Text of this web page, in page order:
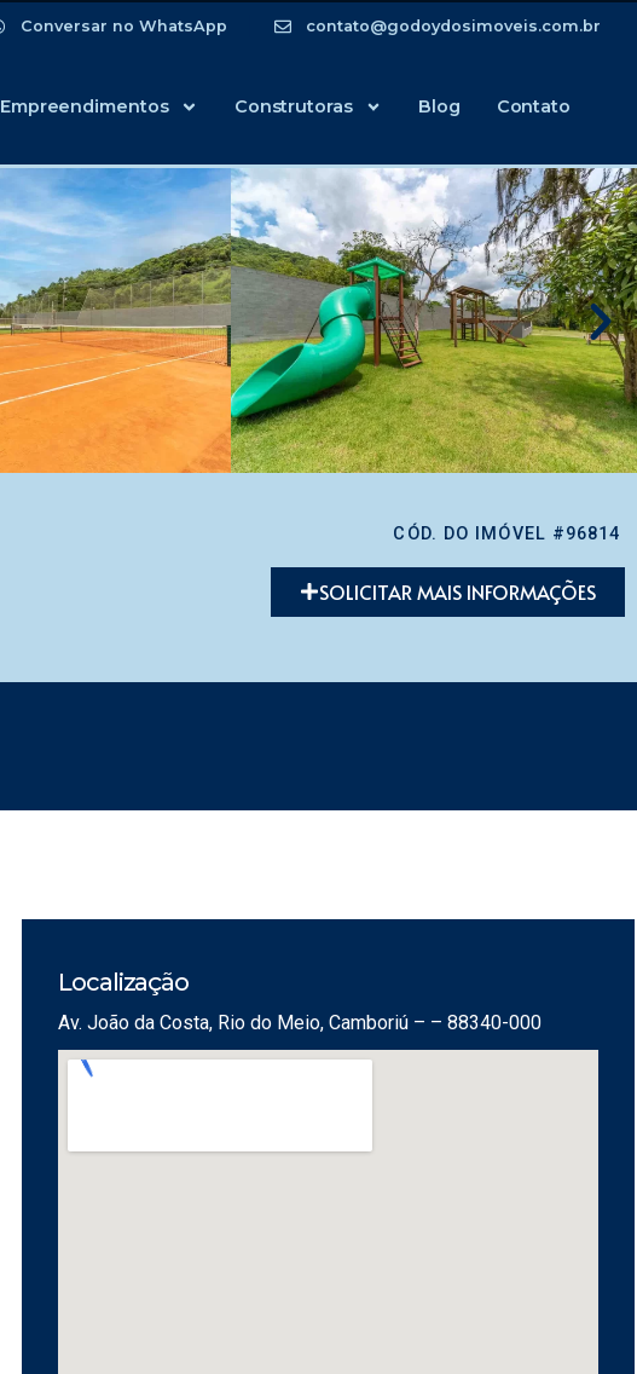
Conversar no WhatsApp contato@godoydosimoveis.com.br
Empreendimentos Construtoras Blog Contato
CÓD. DO IMÓVEL #96814
SOLICITAR MAIS INFORMAÇÕES
Localização
Av. João da Costa, Rio do Meio, Camboriú – – 88340-000